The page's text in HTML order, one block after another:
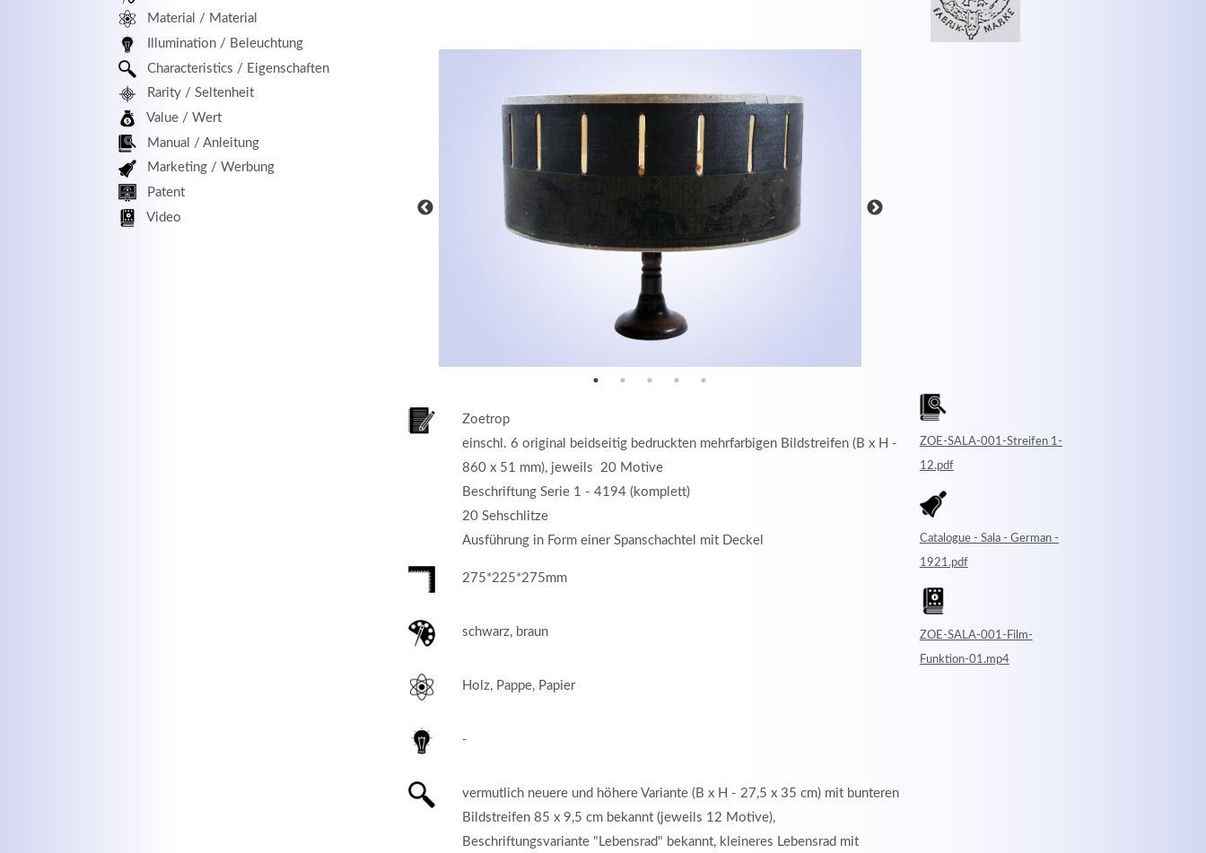
Zoetrop
einschl. 6 original beidseitig bedruckten mehrfarbigen Bildstreifen (B x H -
860 x 51 mm), jeweils 20 Motive
Beschriftung Serie 1 - 4194 (komplett)
20 Sehschlitze
Ausführung in Form einer Spanschachtel mit Deckel
275*225*275mm
schwarz, braun
Holz, Pappe, Papier
-
vermutlich neuere und höhere Variante (B x H - 27,5 x 35 cm) mit bunteren
Bildstreifen 85 x 9,5 cm bekannt (jeweils 12 Motive),
Beschriftungsvariante "Lebensrad" bekannt, kleineres Lebensrad mit
ZOE-SALA-001-Streifen 1-
12.pdf
Catalogue - Sala - German -
1921.pdf
ZOE-SALA-001-Film-
Funktion-01.mp4
Material / Material
Illumination / Beleuchtung
Characteristics / Eigenschaften
Rarity / Seltenheit
Value / Wert
Manual / Anleitung
Marketing / Werbung
Patent
Video
MEHR INFOS MEHR INFOS
Kontaktdaten Registrieren